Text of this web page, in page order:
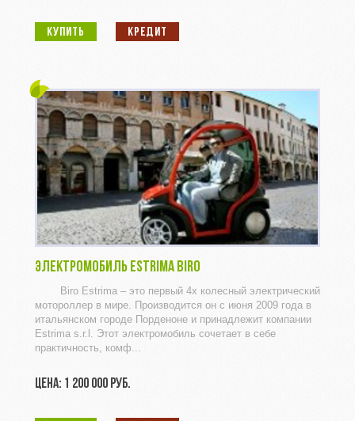
КУПИТЬ КРЕДИТ
ЭЛЕКТРОМОБИЛЬ ESTRIMA BIRO
Biro Estrima – это первый 4х колесный электрический
мотороллер в мире. Производится он с июня 2009 года в
итальянском городе Порденоне и принадлежит компании
Estrima s.r.l. Этот электромобиль сочетает в себе
практичность, комф...
ЦЕНА: 1 200 000 РУБ.